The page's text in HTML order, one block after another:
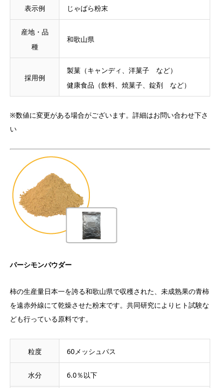
表示例 じゃばら粉末
産地・品
種
和歌山県
採用例
製菓（キャンディ、洋菓子 など）
健康食品（飲料、焼菓子、錠剤 など）
※数値に変更がある場合がございます。詳細はお問い合わせ下さ
い
パーシモンパウダー
柿の生産量日本一を誇る和歌山県で収穫された、未成熟果の青柿
を遠赤外線にて乾燥させた粉末です。共同研究によりヒト試験な
ども行っている原料です。
粒度 60メッシュパス
水分 6.0％以下